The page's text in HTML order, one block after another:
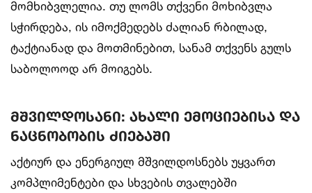
მომხიბვლელია. თუ ლომს თქვენი მოხიბვლა
სჭირდება, ის იმოქმედებს ძალიან რბილად,
ტაქტიანად და მოთმინებით, სანამ თქვენს გულს
საბოლოოდ არ მოიგებს.
მშვილდოსანი: ახალი ემოციებისა და
ნაცნობობის ძიებაში
აქტიურ და ენერგიულ მშვილდოსნებს უყვართ
კომპლიმენტები და სხვების თვალებში